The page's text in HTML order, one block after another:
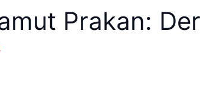
Prakan: